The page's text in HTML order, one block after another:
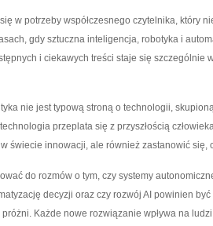
w potrzeby współczesnego czytelnika, który
gdy sztuczna inteligencja, robotyka i
i ciekawych treści staje się szczególnie
nie jest typową stroną o technologii,
przeplata się z przyszłością
świecie innowacji, ale również zastanowić
do rozmów o tym, czy systemy
decyzji oraz czy rozwój AI powinien
Każde nowe rozwiązanie wpływa na